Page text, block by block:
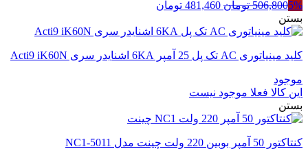
5%
506,800 تومان قیمت
506,800 تومان
481,460 تومان
481,460 تومان
بستن
کلید مینیاتوری AC تک پل 25 آمپر 6KA اشنایدر سری Acti9 iK60N
موجود
این کالا فعلا موجود نیست
بستن
کنتاکتور 50 آمپر بوبین 220 ولت چینت مدل NC1-5011